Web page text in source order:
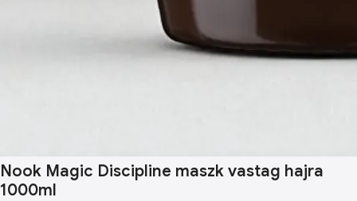
Nook Magic Discipline maszk vastag hajra
1000ml